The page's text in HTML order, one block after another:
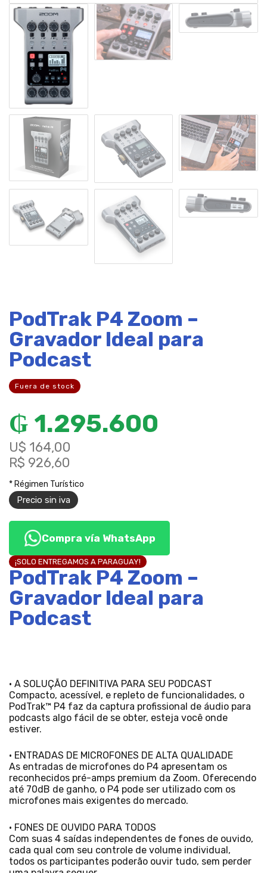
PodTrak P4 Zoom –
Gravador Ideal para
Podcast
Fuera de stock
₲ 1.295.600
U$ 164,00
R$ 926,60
* Régimen Turístico
Precio sin iva
Compra vía WhatsApp
¡SOLO ENTREGAMOS A PARAGUAY!
PodTrak P4 Zoom –
Gravador Ideal para
Podcast
• A SOLUÇÃO DEFINITIVA PARA SEU PODCAST
Compacto, acessível, e repleto de funcionalidades, o
PodTrak™ P4 faz da captura profissional de áudio para
podcasts algo fácil de se obter, esteja você onde
estiver.
• ENTRADAS DE MICROFONES DE ALTA QUALIDADE
As entradas de microfones do P4 apresentam os
reconhecidos pré-amps premium da Zoom. Oferecendo
até 70dB de ganho, o P4 pode ser utilizado com os
microfones mais exigentes do mercado.
• FONES DE OUVIDO PARA TODOS
Com suas 4 saídas independentes de fones de ouvido,
cada qual com seu controle de volume individual,
todos os participantes poderão ouvir tudo, sem perder